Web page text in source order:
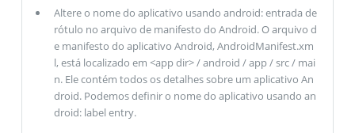
Altere o nome do aplicativo usando android: entrada de
rótulo no arquivo de manifesto do Android. O arquivo d
e manifesto do aplicativo Android, AndroidManifest.xm
l, está localizado em <app dir> / android / app / src / mai
n. Ele contém todos os detalhes sobre um aplicativo An
droid. Podemos definir o nome do aplicativo usando an
droid: label entry.